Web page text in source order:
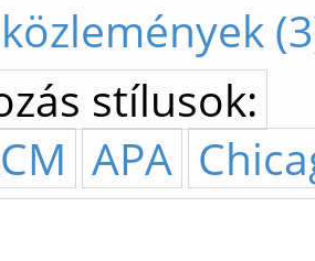
stílusok:
APA